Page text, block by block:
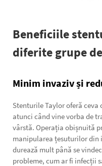
Beneficiile
diferite grupe
Minim invaziv și
Stenturile Taylor oferă
atunci când vine vorba de
vârstă. Operația obișnuită
manipularea țesuturilor
durează mult până se
probleme, cum ar fi infecții